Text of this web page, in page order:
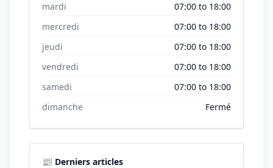
mardi
07:00 to 18:00
mercredi
07:00 to 18:00
jeudi
07:00 to 18:00
vendredi
07:00 to 18:00
samedi
07:00 to 18:00
dimanche
Fermé
📰 Derniers articles